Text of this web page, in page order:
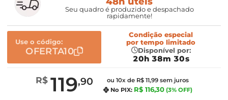
Seu quadro é produzido e despachado
rapidamente!
Use o código:
OFERTA10
Condição especial
por tempo limitado
Disponível por:
20h 38m 29s
R$ 119,90
ou 10x de R$ 11,99 sem juros
No PIX: R$ 116,30 (3% OFF)